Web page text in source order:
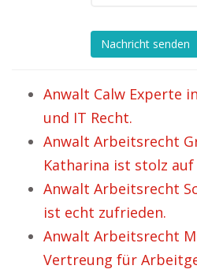
Nachricht senden
Anwalt Calw Experte
und IT Recht.
Anwalt Arbeitsrecht
Katharina ist stolz
Anwalt Arbeitsrecht
ist echt zufrieden.
Anwalt Arbeitsrecht
Vertreung für